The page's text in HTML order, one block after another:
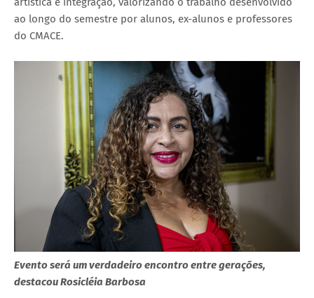
ao longo do semestre por alunos, ex-alunos e professores
do CMACE.
Evento será um verdadeiro encontro entre gerações,
destacou Rosicléia Barbosa